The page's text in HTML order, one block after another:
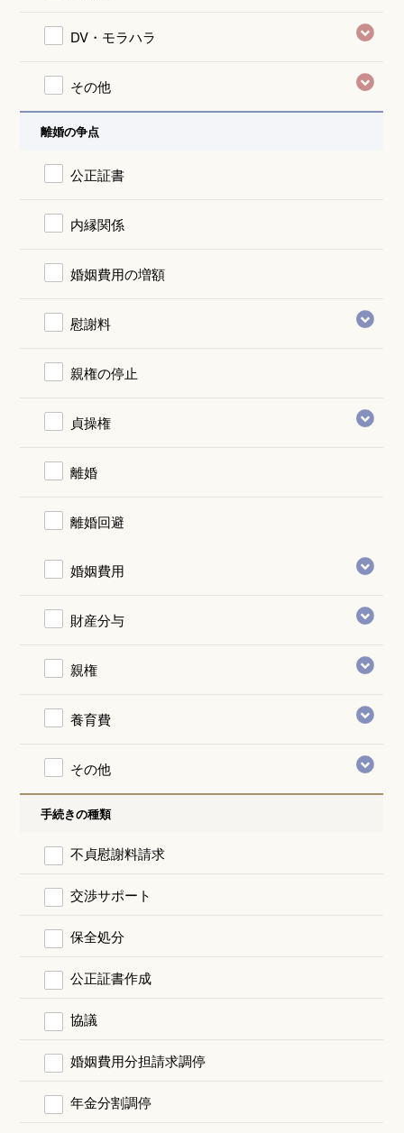
DV・モラハラ
その他
離婚の争点
公正証書
内縁関係
婚姻費用の増額
慰謝料
親権の停止
貞操権
離婚
離婚回避
婚姻費用
財産分与
親権
養育費
その他
手続きの種類
不貞慰謝料請求
交渉サポート
保全処分
公正証書作成
協議
婚姻費用分担請求調停
年金分割調停